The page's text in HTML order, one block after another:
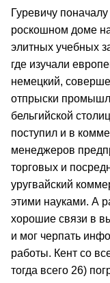
Гуревичу
роскошном доме
элитных учебных
где изучали
немецкий,
отпрыски
бельгийской
поступил и в
менеджеров
торговых и
уругвайский
этими науками. А
хорошие связи в
и мог черпать
работы. Кент со
тогда всего 26)